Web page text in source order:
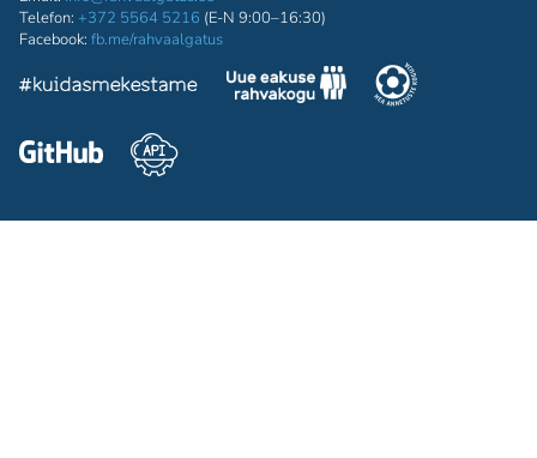
Telefon: +372 5564 5216 (E-N 9:00–16:30)
Facebook: fb.me/rahvaalgatus